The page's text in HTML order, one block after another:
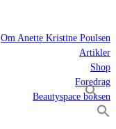
Om Anette Kristine Poulsen
Artikler
Shop
Foredrag
Beautyspace boksen